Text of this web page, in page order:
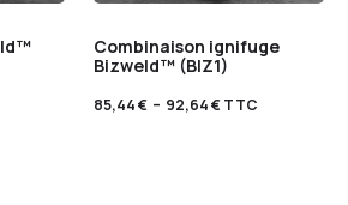
Combinaison ignifuge
Bizweld™ (BIZ1)
85,44€ – 92,64€TTC